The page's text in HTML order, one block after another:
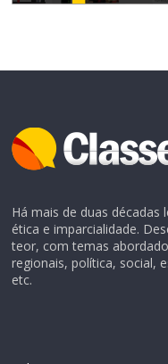
Há mais de duas
ética e imparcialidade.
teor, com temas
regionais, política, social,
etc.